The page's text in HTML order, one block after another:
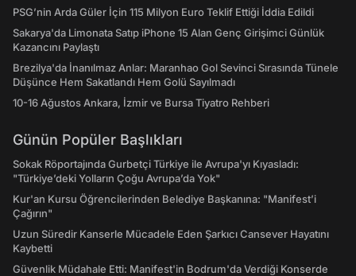
PSG’nin Arda Güler İçin 115 Milyon Euro Teklif Ettiği İddia Edildi
Sakarya'da Limonata Satıp iPhone 15 Alan Genç Girişimci Günlük
Kazancını Paylaştı
Brezilya'da İnanılmaz Anlar: Maranhao Gol Sevinci Sırasında Tünele
Düşünce Hem Sakatlandı Hem Golü Sayılmadı
10-16 Ağustos Ankara, İzmir ve Bursa Tiyatro Rehberi
Günün Popüler Başlıkları
Sokak Röportajında Gurbetçi Türkiye ile Avrupa'yı Kıyasladı:
"Türkiye’deki Yolların Çoğu Avrupa’da Yok"
Kur'an Kursu Öğrencilerinden Belediye Başkanına: "Manifest’i
Çağırın"
Uzun Süredir Kanserle Mücadele Eden Şarkıcı Cansever Hayatını
Kaybetti
Güvenlik Müdahale Etti: Manifest'in Bodrum'da Verdiği Konserde